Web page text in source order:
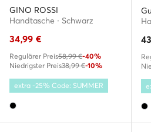
GINO ROSSI
Handtasche · Schwarz
34,99 €
Regulärer Preis58,99 €-40%
Niedrigster Preis38,99 €-10%
extra -25% Code: SUMMER